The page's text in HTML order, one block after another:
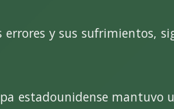
y sus sufrimientos,
estadounidense